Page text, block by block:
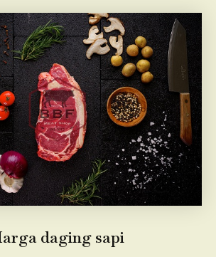
daging sapi